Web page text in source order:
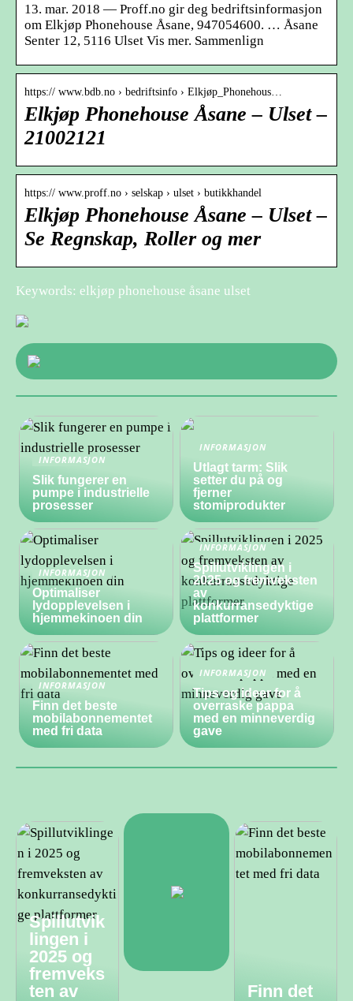
13. mar. 2018 — Proff.no gir deg bedriftsinformasjon
om Elkjøp Phonehouse Åsane, 947054600. … Åsane
Senter 12, 5116 Ulset Vis mer. Sammenlign
https:// www.bdb.no › bedriftsinfo › Elkjøp_Phonehous…
Elkjøp Phonehouse Åsane – Ulset –
21002121
https:// www.proff.no › selskap › ulset › butikkhandel
Elkjøp Phonehouse Åsane – Ulset –
Se Regnskap, Roller og mer
Keywords: elkjøp phonehouse åsane ulset
INFORMASJON
Slik fungerer en
pumpe i industrielle
prosesser
INFORMASJON
Utlagt tarm: Slik
setter du på og
fjerner
stomiprodukter
INFORMASJON
Optimaliser
lydopplevelsen i
hjemmekinoen din
INFORMASJON
Spillutviklingen i
2025 og fremveksten
av
konkurransedyktige
plattformer
INFORMASJON
Finn det beste
mobilabonnementet
med fri data
INFORMASJON
Tips og ideer for å
overraske pappa
med en minneverdig
gave
Spillutvik
lingen i
2025 og
fremveks
ten av
Finn det